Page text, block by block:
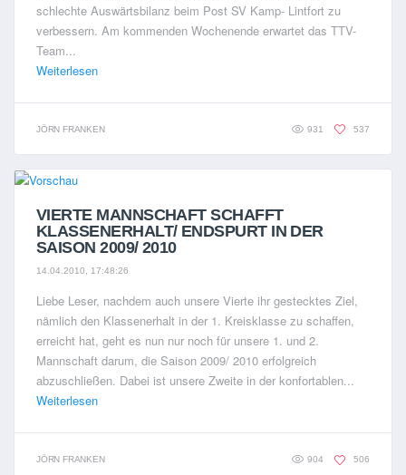
schlechte Auswärtsbilanz beim Post SV Kamp- Lintfort zu
verbessern. Am kommenden Wochenende erwartet das TTV-
Team...
Weiterlesen
JÖRN FRANKEN 931 537
VIERTE MANNSCHAFT SCHAFFT
KLASSENERHALT/ ENDSPURT IN DER
SAISON 2009/ 2010
14.04.2010, 17:48:26
Liebe Leser, nachdem auch unsere Vierte ihr gestecktes Ziel,
nämlich den Klassenerhalt in der 1. Kreisklasse zu schaffen,
erreicht hat, geht es nun nur noch für unsere 1. und 2.
Mannschaft darum, die Saison 2009/ 2010 erfolgreich
abzuschließen. Dabei ist unsere Zweite in der konfortablen...
Weiterlesen
JÖRN FRANKEN 904 506